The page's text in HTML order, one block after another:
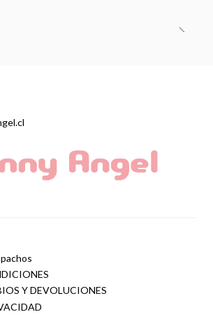
Y DEVOLUCIONES